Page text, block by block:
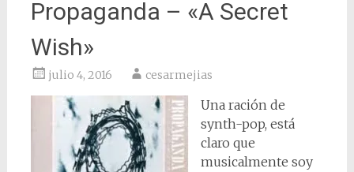
Propaganda – «A Secret
Wish»
julio 4, 2016 cesarmejias
Una ración de
synth-pop, está
claro que
musicalmente soy